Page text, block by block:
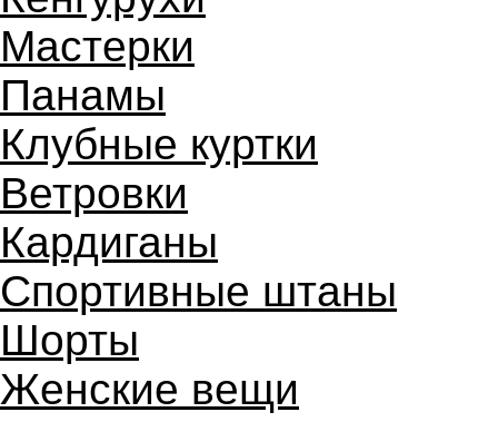
Мастерки
Панамы
Клубные куртки
Ветровки
Кардиганы
Спортивные штаны
Шорты
Женские вещи